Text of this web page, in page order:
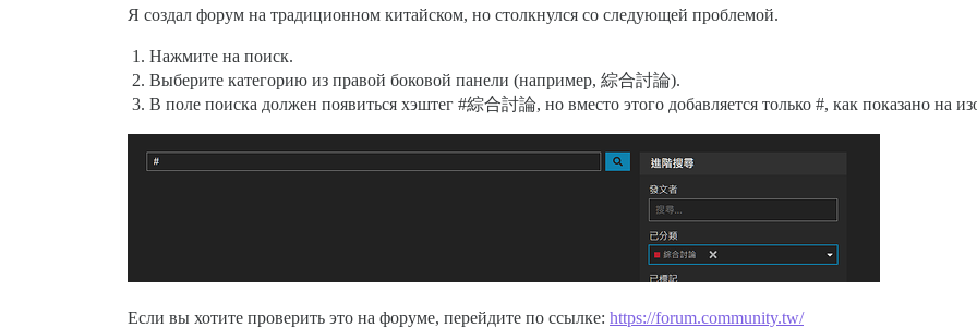
Я создал форум на традиционном китайском, но столкнулся со следующей проблемой.
Нажмите на поиск.
Выберите категорию из правой боковой панели (например, 綜合討論).
В поле поиска должен появиться хэштег #綜合討論, но вместо этого добавляется только #, как показано на
Если вы хотите проверить это на форуме, перейдите по ссылке: https://forum.community.tw/